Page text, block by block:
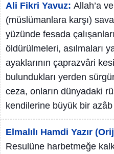
Ali Fikri Yavuz: Allah’a
(müslümanlara karşı)
yüzünde fesada
öldürülmeleri, asılmaları
ayaklarının çaprazvâri
bulundukları yerden
ceza, onların dünyadaki
kendilerine büyük bir azâb
Elmalılı Hamdi Yazır
Resulüne harbetmeğe